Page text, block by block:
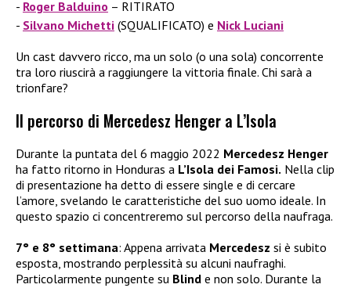
Roger Balduino – RITIRATO
Silvano Michetti (SQUALIFICATO) e Nick Luciani
Un cast davvero ricco, ma un solo (o una sola) concorrente
tra loro riuscirà a raggiungere la vittoria finale. Chi sarà a
trionfare?
Il percorso di Mercedesz Henger a L’Isola
Durante la puntata del 6 maggio 2022 Mercedesz Henger
ha fatto ritorno in Honduras a L’Isola dei Famosi. Nella clip
di presentazione ha detto di essere single e di cercare
l’amore, svelando le caratteristiche del suo uomo ideale. In
questo spazio ci concentreremo sul percorso della naufraga.
7° e 8° settimana: Appena arrivata Mercedesz si è subito
esposta, mostrando perplessità su alcuni naufraghi.
Particolarmente pungente su Blind e non solo. Durante la